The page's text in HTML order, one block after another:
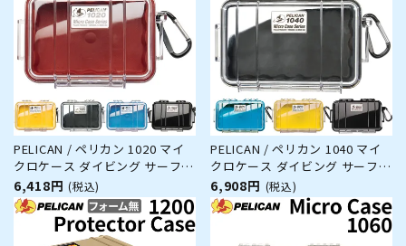
PELICAN / ペリカン 1020 マイ
クロケース ダイビング サーフィ
ン アウトドア キャンプ 釣り カ
メラ 精密機器 防水 防塵 耐衝撃
6,418円 (税込)
PELICAN / ペリカン 1040 マイ
クロケース ダイビング サーフィ
ン アウトドア キャンプ 釣り カ
メラ 精密機器 防水 防塵 耐衝撃
6,908円 (税込)